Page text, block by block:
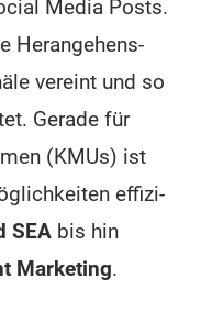
Media Posts.
Her­an­ge­hens­
ver­eint und so
Gera­de für
(KMUs) ist
effi­zi­
SEA bis hin
Mar­ke­ting.